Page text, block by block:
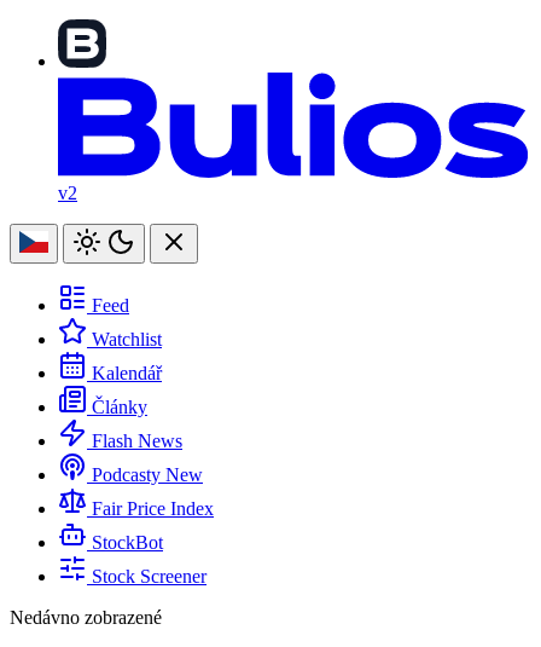
v2
Feed
Watchlist
Kalendář
Články
Flash News
Podcasty New
Fair Price Index
StockBot
Stock Screener
Nedávno zobrazené